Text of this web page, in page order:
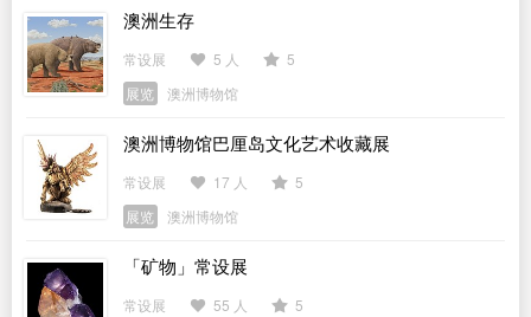
澳洲生存
常设展 5 人
5
展览
澳洲博物馆
澳洲博物馆巴厘岛文化艺术收藏展
常设展 17 人
5
展览
澳洲博物馆
「矿物」常设展
常设展 55 人
5